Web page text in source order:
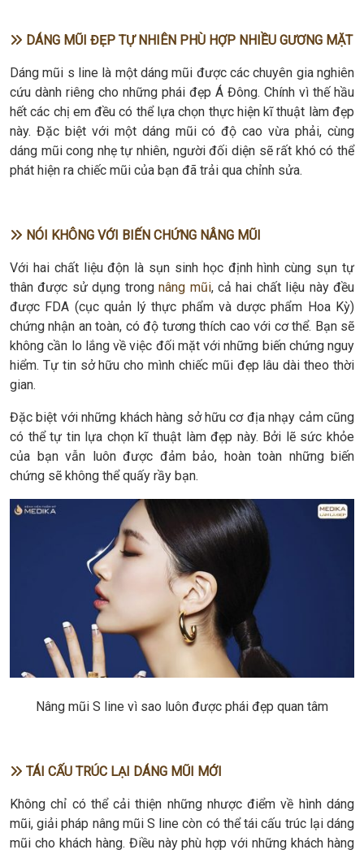
DÁNG MŨI ĐẸP TỰ NHIÊN PHÙ HỢP NHIỀU GƯƠNG MẶT
Dáng mũi s line là một dáng mũi được các chuyên gia nghiên
cứu dành riêng cho những phái đẹp Á Đông. Chính vì thế hầu
hết các chị em đều có thể lựa chọn thực hiện kĩ thuật làm đẹp
này. Đặc biệt với một dáng mũi có độ cao vừa phải, cùng
dáng mũi cong nhẹ tự nhiên, người đối diện sẽ rất khó có thể
phát hiện ra chiếc mũi của bạn đã trải qua chỉnh sửa.
NÓI KHÔNG VỚI BIẾN CHỨNG NÂNG MŨI
Với hai chất liệu độn là sụn sinh học định hình cùng sụn tự
thân được sử dụng trongnâng mũi, cả hai chất liệu này đều
được FDA (cục quản lý thực phẩm và dược phẩm Hoa Kỳ)
chứng nhận an toàn, có độ tương thích cao với cơ thể. Bạn sẽ
không cần lo lắng về việc đối mặt với những biến chứng nguy
hiểm. Tự tin sở hữu cho mình chiếc mũi đẹp lâu dài theo thời
gian.
Đặc biệt với những khách hàng sở hữu cơ địa nhạy cảm cũng
có thể tự tin lựa chọn kĩ thuật làm đẹp này. Bởi lẽ sức khỏe
của bạn vẫn luôn được đảm bảo, hoàn toàn những biến
chứng sẽ không thể quấy rầy bạn.
Nâng mũi S line vì sao luôn được phái đẹp quan tâm
TÁI CẤU TRÚC LẠI DÁNG MŨI MỚI
Không chỉ có thể cải thiện những nhược điểm về hình dáng
mũi, giải pháp nâng mũi S line còn có thể tái cấu trúc lại dáng
mũi cho khách hàng. Điều này phù hợp với những khách hàng